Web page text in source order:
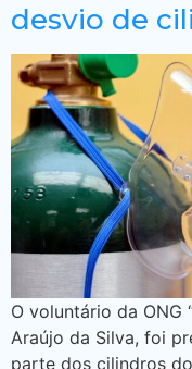
desvio de
O voluntário da ONG
Araújo da Silva, foi
parte dos cilindros